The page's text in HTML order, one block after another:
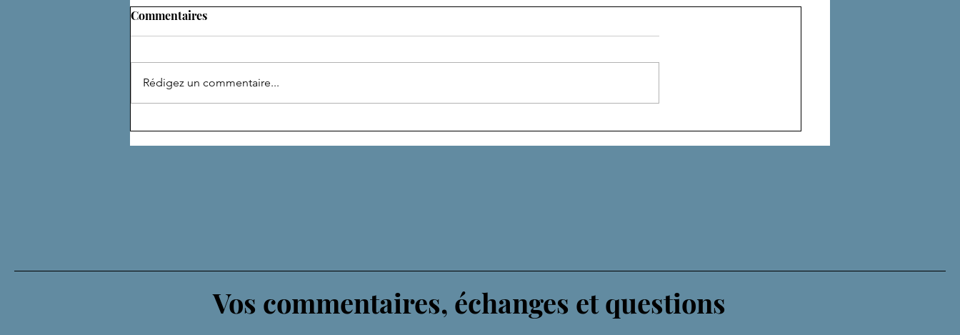
DE NOMBREUSES VIES
Commentaires
Rédigez un commentaire...
Vos commentaires, échanges et questions